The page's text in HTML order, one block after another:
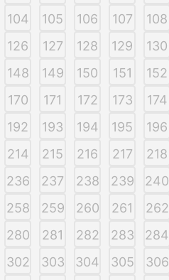
104 105 106 107 108
126 127 128 129 130
148 149 150 151 152
170 171 172 173 174
192 193 194 195 196
214 215 216 217 218
236 237 238 239 240
258 259 260 261 262
280 281 282 283 284
302 303 304 305 306